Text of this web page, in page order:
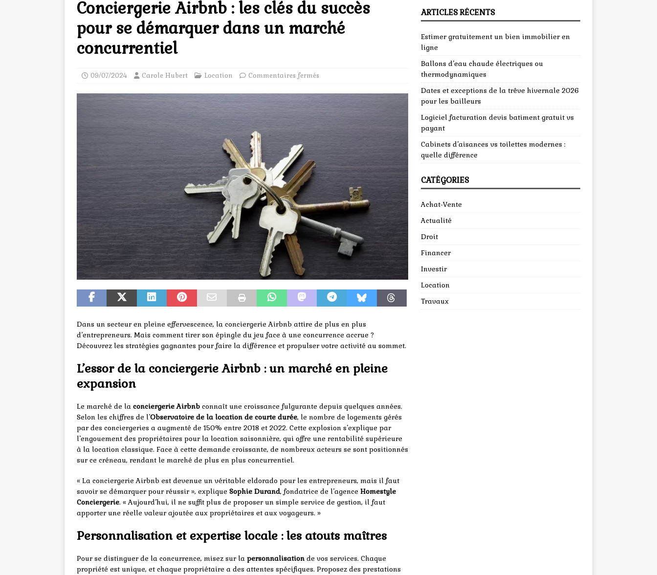
Conciergerie Airbnb : les clés du succès
pour se démarquer dans un marché
concurrentiel
09/07/2024 Carole Hubert Location Commentaires fermés
Dans un secteur en pleine effervescence, la conciergerie Airbnb attire de plus en plus
d’entrepreneurs. Mais comment tirer son épingle du jeu face à une concurrence accrue ?
Découvrez les stratégies gagnantes pour faire la différence et propulser votre activité au sommet.
L’essor de la conciergerie Airbnb : un marché en pleine
expansion
Le marché de la conciergerie Airbnb connaît une croissance fulgurante depuis quelques années.
Selon les chiffres de l’Observatoire de la location de courte durée, le nombre de logements gérés
par des conciergeries a augmenté de 150% entre 2018 et 2022. Cette explosion s’explique par
l’engouement des propriétaires pour la location saisonnière, qui offre une rentabilité supérieure
à la location classique. Face à cette demande croissante, de nombreux acteurs se sont positionnés
sur ce créneau, rendant le marché de plus en plus concurrentiel.
« La conciergerie Airbnb est devenue un véritable eldorado pour les entrepreneurs, mais il faut
savoir se démarquer pour réussir », explique Sophie Durand, fondatrice de l’agence Homestyle
Conciergerie. « Aujourd’hui, il ne suffit plus de proposer un simple service de gestion, il faut
apporter une réelle valeur ajoutée aux propriétaires et aux voyageurs. »
Personnalisation et expertise locale : les atouts maîtres
Pour se distinguer de la concurrence, misez sur la personnalisation de vos services. Chaque
propriété est unique, et chaque propriétaire a des attentes spécifiques. Proposez des prestations
ARTICLES RÉCENTS
Estimer gratuitement un bien immobilier en
ligne
Ballons d’eau chaude électriques ou
thermodynamiques
Dates et exceptions de la trêve hivernale 2026
pour les bailleurs
Logiciel facturation devis batiment gratuit vs
payant
Cabinets d’aisances vs toilettes modernes :
quelle différence
CATÉGORIES
Achat-Vente
Actualité
Droit
Financer
Investir
Location
Travaux